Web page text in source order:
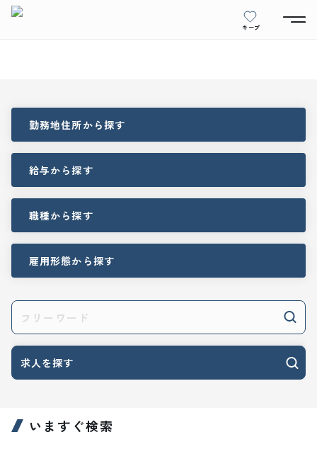
キープ
勤務地住所から探す
給与から探す
職種から探す
雇用形態から探す
求人を探す
いますぐ検索